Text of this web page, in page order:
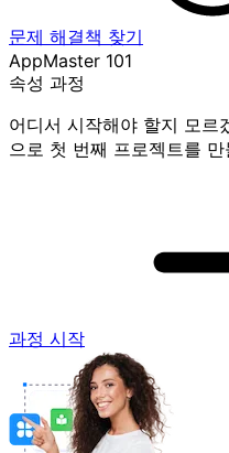
문제 해결책 찾기
AppMaster 101
속성 과정
어디서 시작해야 할지 모르
으로 첫 번째 프로젝트를 만
과정 시작